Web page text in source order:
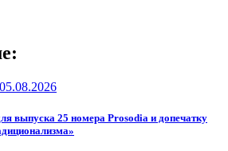
05.08.2026
выпуска 25 номера Prosodia и допечатку